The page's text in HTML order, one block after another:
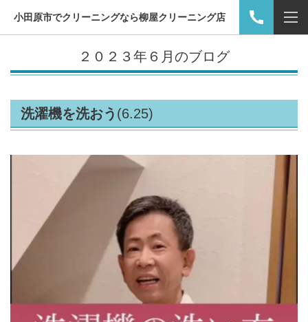
小田原市でクリーニングなら柳屋クリーニング店
２０２３年６月のブログ
洗濯機を洗おう (6.25)